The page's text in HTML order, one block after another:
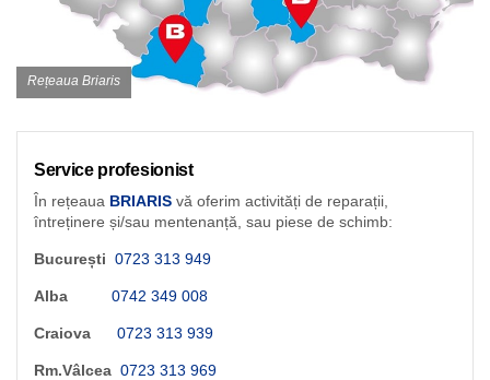
Rețeaua Briaris
Service profesionist
În rețeaua BRIARIS vă oferim activități de reparații,
întreținere și/sau mentenanță, sau piese de schimb:
București 0723 313 949
Alba 0742 349 008
Craiova 0723 313 939
Rm.Vâlcea 0723 313 969